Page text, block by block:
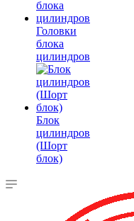
Головки
блока
цилиндров
Блок
цилиндров
(Шорт
блок)